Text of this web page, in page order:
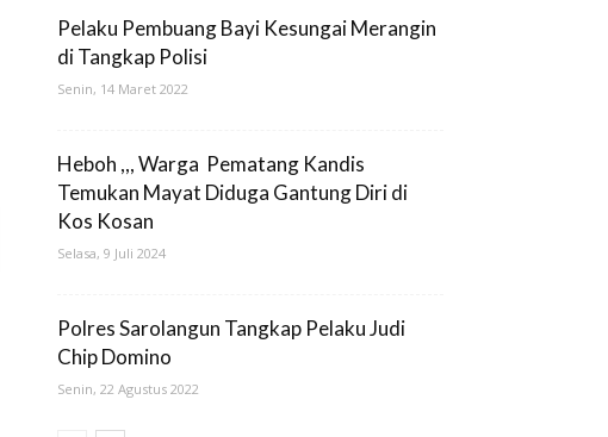
Pelaku Pembuang Bayi Kesungai Merangin
di Tangkap Polisi
Senin, 14 Maret 2022
Heboh ,,, Warga Pematang Kandis
Temukan Mayat Diduga Gantung Diri di
Kos Kosan
Selasa, 9 Juli 2024
Polres Sarolangun Tangkap Pelaku Judi
Chip Domino
Senin, 22 Agustus 2022